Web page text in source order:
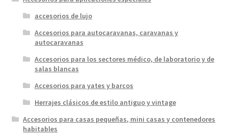
accesorios de lujo
Accesorios para autocaravanas, caravanas y
autocaravanas
Accesorios para los sectores médico, de laboratorio y de
salas blancas
Accesorios para yates y barcos
Herrajes clásicos de estilo antiguo y vintage
Accesorios para casas pequeñas, mini casas y contenedores
habitables